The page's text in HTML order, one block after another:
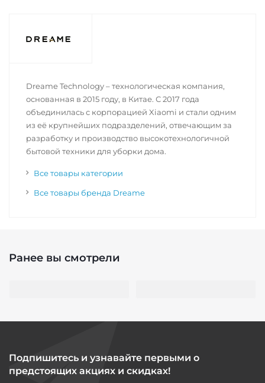
Dreame Technology – технологическая компания,
основанная в 2015 году, в Китае. С 2017 года
объединилась с корпорацией Xiaomi и стали одним
из её крупнейших подразделений, отвечающим за
разработку и производство высокотехнологичной
бытовой техники для уборки дома.
Все товары категории
Все товары бренда Dreame
Ранее вы смотрели
Подпишитесь и узнавайте первыми о
предстоящих акциях и скидках!